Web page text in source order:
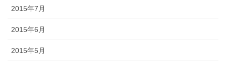
2015年7月
2015年6月
2015年5月